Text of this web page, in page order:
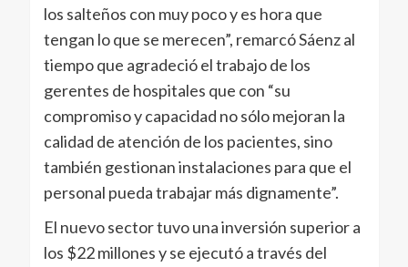
los salteños con muy poco y es hora que
tengan lo que se merecen”, remarcó Sáenz al
tiempo que agradeció el trabajo de los
gerentes de hospitales que con “su
compromiso y capacidad no sólo mejoran la
calidad de atención de los pacientes, sino
también gestionan instalaciones para que el
personal pueda trabajar más dignamente”.
El nuevo sector tuvo una inversión superior a
los $22 millones y se ejecutó a través del